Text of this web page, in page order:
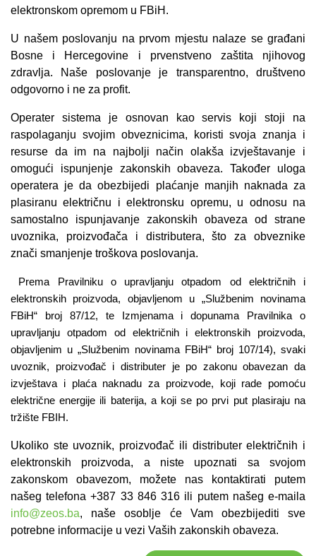
elektronskom opremom u FBiH.
U našem poslovanju na prvom mjestu nalaze se građani
Bosne i Hercegovine i prvenstveno zaštita njihovog
zdravlja. Naše poslovanje je transparentno, društveno
odgovorno i ne za profit.
Operater sistema je osnovan kao servis koji stoji na
raspolaganju svojim obveznicima, koristi svoja znanja i
resurse da im na najbolji način olakša izvještavanje i
omogući ispunjenje zakonskih obaveza. Također uloga
operatera je da obezbijedi plaćanje manjih naknada za
plasiranu električnu i elektronsku opremu, u odnosu na
samostalno ispunjavanje zakonskih obaveza od strane
uvoznika, proizvođača i distributera, što za obveznike
znači smanjenje troškova poslovanja.
Prema Pravilniku o upravljanju otpadom od električnih i
elektronskih proizvoda, objavljenom u „Službenim novinama
FBiH“ broj 87/12, te Izmjenama i dopunama Pravilnika o
upravljanju otpadom od električnih i elektronskih proizvoda,
objavljenim u „Službenim novinama FBiH“ broj 107/14), svaki
uvoznik, proizvođač i distributer je po zakonu obavezan da
izvještava i plaća naknadu za proizvode, koji rade pomoću
električne energije ili baterija, a koji se po prvi put plasiraju na
tržište FBIH.
Ukoliko ste uvoznik, proizvođač ili distributer električnih i
elektronskih proizvoda, a niste upoznati sa svojom
zakonskom obavezom, možete nas kontaktirati putem
našeg telefona +387 33 846 316 ili putem našeg e-maila
info@zeos.ba, naše osoblje će Vam obezbijediti sve
potrebne informacije u vezi Vaših zakonskih obaveza.